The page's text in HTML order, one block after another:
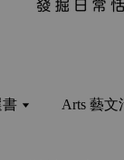
書 Arts 藝文